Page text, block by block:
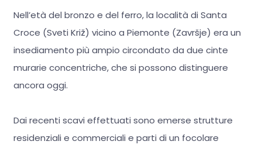
Nell’età del bronzo e del ferro, la località di Santa
Croce (Sveti Križ) vicino a Piemonte (Završje) era un
insediamento più ampio circondato da due cinte
murarie concentriche, che si possono distinguere
ancora oggi.
Dai recenti scavi effettuati sono emerse strutture
residenziali e commerciali e parti di un focolare